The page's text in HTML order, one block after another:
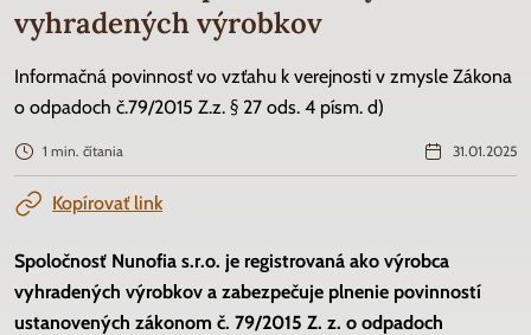
vyhradených výrobkov
Informačná povinnosť vo vzťahu k verejnosti v zmysle Zákona
o odpadoch č.79/2015 Z.z. § 27 ods. 4 písm. d)
1 min. čítania 31.01.2025
Kopírovať link
Spoločnosť Nunofia s.r.o. je registrovaná ako výrobca
vyhradených výrobkov a zabezpečuje plnenie povinností
ustanovených zákonom č. 79/2015 Z. z. o odpadoch